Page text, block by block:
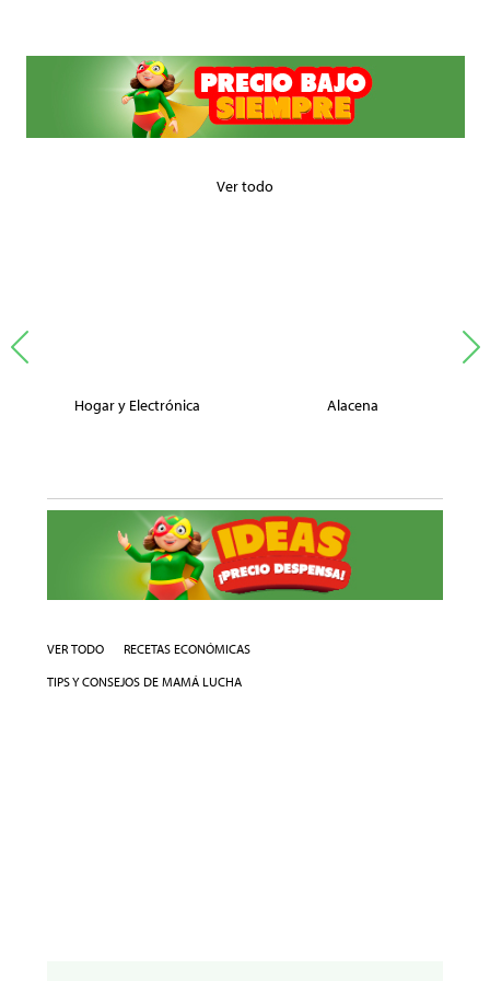
Ver todo
Hogar y Electrónica Alacena
VER TODO
RECETAS ECONÓMICAS
TIPS Y CONSEJOS DE MAMÁ LUCHA